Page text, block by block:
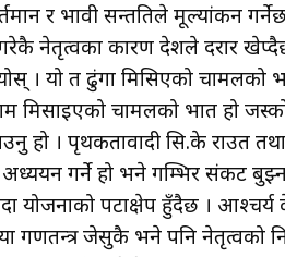
र भावी सन्ततिले मूल्यांकन गर्नेछ
नेतृत्वका कारण देशले दरार खेप्दैछ
। यो त ढुंगा मिसिएको चामलको
मिसाइएको चामलको भात हो
हो । पृथकतावादी सि.के राउत
अध्ययन गर्ने हो भने गम्भिर संकट
योजनाको पटाक्षेप हुँदैछ ।
या गणतन्त्र जेसुकै भने पनि